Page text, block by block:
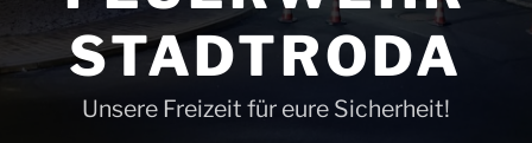
STADTRODA
Unsere Freizeit für eure Sicherheit!